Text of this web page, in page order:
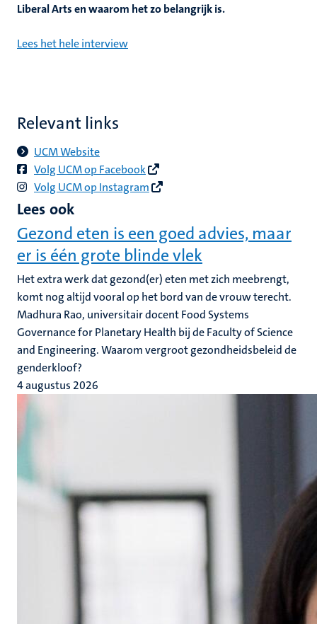
Liberal Arts en waarom het zo belangrijk is.
Lees het hele interview
Relevant links
UCM Website
Volg UCM op Facebook
Volg UCM op Instagram
Lees ook
Gezond eten is een goed advies, maar
er is één grote blinde vlek
Het extra werk dat gezond(er) eten met zich meebrengt,
komt nog altijd vooral op het bord van de vrouw terecht.
Madhura Rao, universitair docent Food Systems
Governance for Planetary Health bij de Faculty of Science
and Engineering. Waarom vergroot gezondheidsbeleid de
genderkloof?
4 augustus 2026